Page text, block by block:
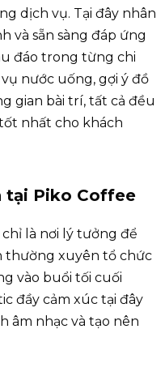
dịch vụ. Tại đây nhân
và sẵn sàng đáp ứng
đáo trong từng chi
nước uống, gợi ý đồ
gian bài trí, tất cả đều
nhất cho khách
tại Piko Coffee
là nơi lý tưởng để
thường xuyên tổ chức
vào buổi tối cuối
đầy cảm xúc tại đây
âm nhạc và tạo nên